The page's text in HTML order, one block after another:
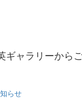
ャラリーから
らせ